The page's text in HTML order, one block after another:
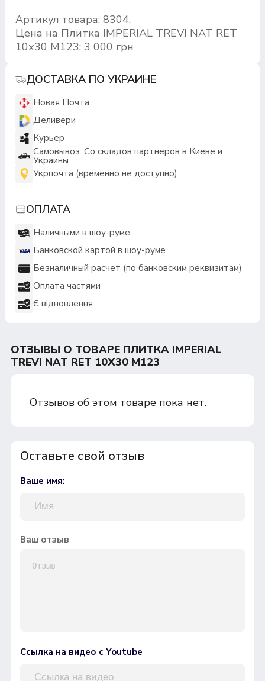
Артикул товара: 8304.
Цена на Плитка IMPERIAL TREVI NAT RET
10х30 M123: 3 000 грн
ДОСТАВКА ПО УКРАИНЕ
Новая Почта
Деливери
Курьер
Самовывоз: Со складов партнеров в Киеве и
Украины
Укрпочта (временно не доступно)
ОПЛАТА
Наличными в шоу-руме
Банковской картой в шоу-руме
Безналичный расчет (по банковским реквизитам)
Оплата частями
Є відновлення
ОТЗЫВЫ О ТОВАРЕ ПЛИТКА IMPERIAL
TREVI NAT RET 10Х30 M123
Отзывов об этом товаре пока нет.
Оставьте свой отзыв
Ваше имя:
Ваш отзыв
Ссылка на видео с Youtube